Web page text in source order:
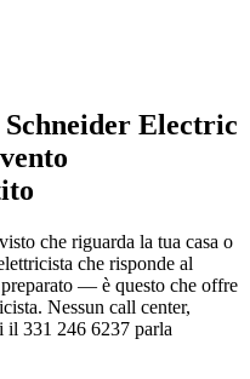
Electric
che riguarda la tua casa o
che risponde al
— è questo che offre
Nessun call center,
il 331 246 6237 parla